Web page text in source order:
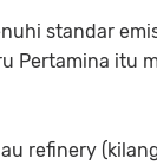
standar
Pertamina itu
refinery